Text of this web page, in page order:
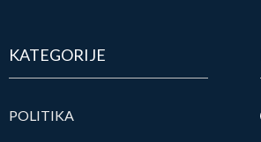
KATEGORIJE
POLITIKA